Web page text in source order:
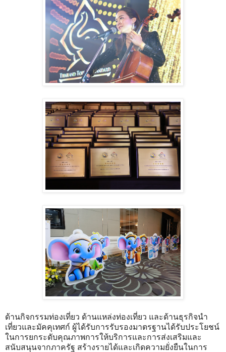
ด้านกิจกรรมท่องเที่ยว ด้านแหล่งท่องเที่ยว และด้านธุรกิจนำ
เที่ยวและมัคคุเทศก์ ผู้ได้รับการรับรองมาตรฐานได้รับประโยชน์
ในการยกระดับคุณภาพการให้บริการและการส่งเสริมและ
สนับสนุนจากภาครัฐ สร้างรายได้และเกิดความยั่งยืนในการ